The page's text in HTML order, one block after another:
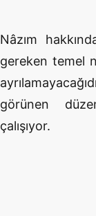
Nâzım
gereken temel
görünen
çalışıyor.